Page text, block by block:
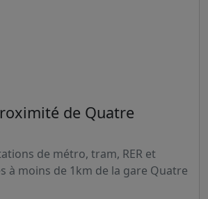
de Quatre
de métro, tram, RER et
à moins de 1km de la gare Quatre